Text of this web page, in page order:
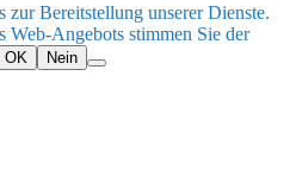
zur Bereitstellung unserer Dienste.
Angebots stimmen Sie der
OK Nein